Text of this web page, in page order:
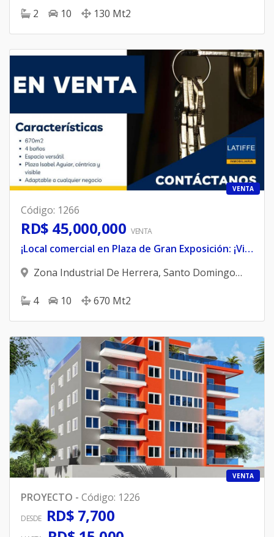
2 10 130 Mt2
VENTA
Código: 1266
RD$ 45,000,000 VENTA
¡Local comercial en Plaza de Gran Exposición: ¡Visibilidad y potencial sin igual!
Zona Industrial De Herrera, Santo Domingo
4
10 670 Mt2
VENTA
PROYECTO - Código: 1226
DESDE RD$ 7,700